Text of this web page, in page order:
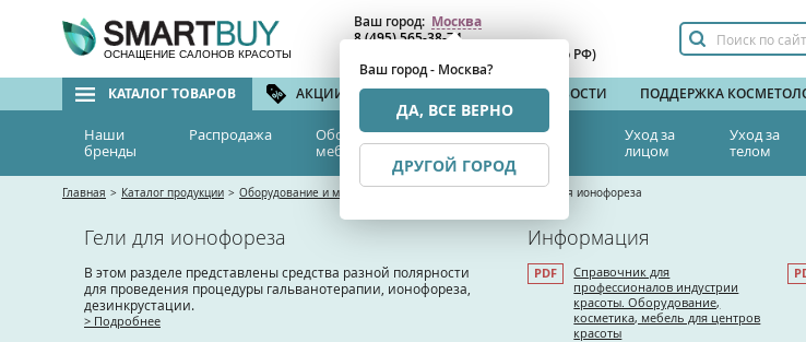
ОСНАЩЕНИЕ САЛОНОВ КРАСОТЫ
Ваш город: Москва
Ваш город - Москва?
ДА, ВСЕ ВЕРНО
ДРУГОЙ ГОРОД
8 (495) 565-38-74
(бесплатный по РФ)
КАТАЛОГ ТОВАРОВ АКЦИИ И СКИДКИ БРЕНДЫ НОВОСТИ ПОДДЕРЖКА
Наши
бренды
Распродажа
Оборудование и
мебель
Эстетическая
медицина
Уход за
лицом
Уход за
телом
Главная > Каталог продукции > Оборудование и мебель Гели для ионофореза
Гели для ионофореза
В этом разделе представлены средства разной полярности
для проведения процедуры гальванотерапии, ионофореза,
дезинкрустации.
> Подробнее
Информация
Справочник для
профессионалов индустрии
красоты. Оборудование,
косметика, мебель для центров
красоты